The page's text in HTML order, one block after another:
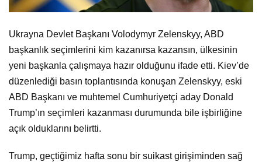
Ukrayna Devlet Başkanı Volodymyr Zelenskyy, ABD
başkanlık seçimlerini kim kazanırsa kazansın, ülkesinin
yeni başkanla çalışmaya hazır olduğunu ifade etti. Kiev’de
düzenlediği basın toplantısında konuşan Zelenskyy, eski
ABD Başkanı ve muhtemel Cumhuriyetçi aday Donald
Trump’ın seçimleri kazanması durumunda bile işbirliğine
açık olduklarını belirtti.
Trump, geçtiğimiz hafta sonu bir suikast girişiminden sağ